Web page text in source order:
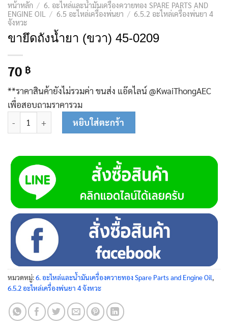
หน้าหลัก / 6. อะไหล่และน้ำมันเครื่องควายทอง SPARE PARTS AND
ENGINE OIL
/ 6.5 อะไหล่เครื่องพ่นยา / 6.5.2 อะไหล่เครื่องพ่นยา 4
จังหวะ
ขายึดถังน้ำยา (ขวา) 45-0209
70 ฿
**ราคาสินค้ายังไม่รวมค่า ขนส่ง แอ๊ดไลน์ @KwaiThongAEC
เพื่อสอบถามราคารวม
จำนวน ขายึดถังน้ำยา (ขวา) 45-0209 ชิ้น
หยิบใส่ตะกร้า
หมวดหมู่:6. อะไหล่และน้ำมันเครื่องควายทอง Spare Parts and Engine Oil
6.5.2 อะไหล่เครื่องพ่นยา 4 จังหวะ